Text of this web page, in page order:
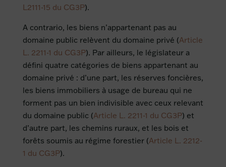
L2111-15 du CG3P).
A contrario, les biens n’appartenant pas au
domaine public relèvent du domaine privé (Article
L. 2211-1 du CG3P). Par ailleurs, le législateur a
défini quatre catégories de biens appartenant au
domaine privé : d’une part, les réserves foncières,
les biens immobiliers à usage de bureau qui ne
forment pas un bien indivisible avec ceux relevant
du domaine public (Article L. 2211-1 du CG3P) et
d’autre part, les chemins ruraux, et les bois et
forêts soumis au régime forestier (Article L. 2212-
1 du CG3P).